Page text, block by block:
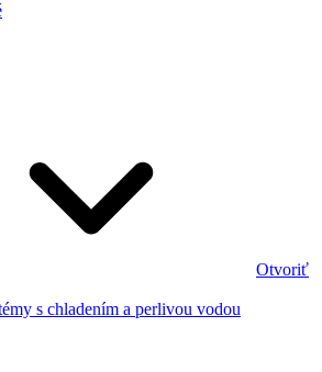
Otvoriť
s chladením a perlivou vodou